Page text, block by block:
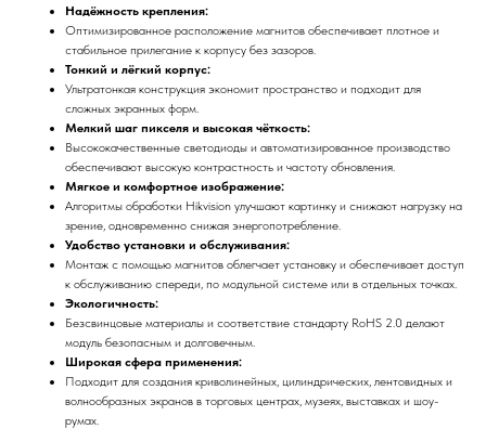
Надёжность крепления:
Оптимизированное расположение магнитов обеспечивает плотное и
стабильное прилегание к корпусу без зазоров.
Тонкий и лёгкий корпус:
Ультратонкая конструкция экономит пространство и подходит для
сложных экранных форм.
Мелкий шаг пикселя и высокая чёткость:
Высококачественные светодиоды и автоматизированное производство
обеспечивают высокую контрастность и частоту обновления.
Мягкое и комфортное изображение:
Алгоритмы обработки Hikvision улучшают картинку и снижают нагрузку на
зрение, одновременно снижая энергопотребление.
Удобство установки и обслуживания:
Монтаж с помощью магнитов облегчает установку и обеспечивает доступ
к обслуживанию спереди, по модульной системе или в отдельных точках.
Экологичность:
Безсвинцовые материалы и соответствие стандарту RoHS 2.0 делают
модуль безопасным и долговечным.
Широкая сфера применения:
Подходит для создания криволинейных, цилиндрических, лентовидных и
волнообразных экранов в торговых центрах, музеях, выставках и шоу-
румах.